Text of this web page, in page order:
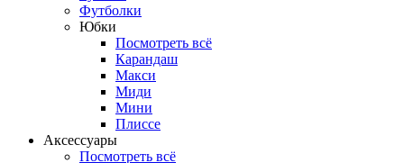
Футболки
Юбки
Посмотреть всё
Карандаш
Макси
Миди
Мини
Плиссе
Аксессуары
Посмотреть всё